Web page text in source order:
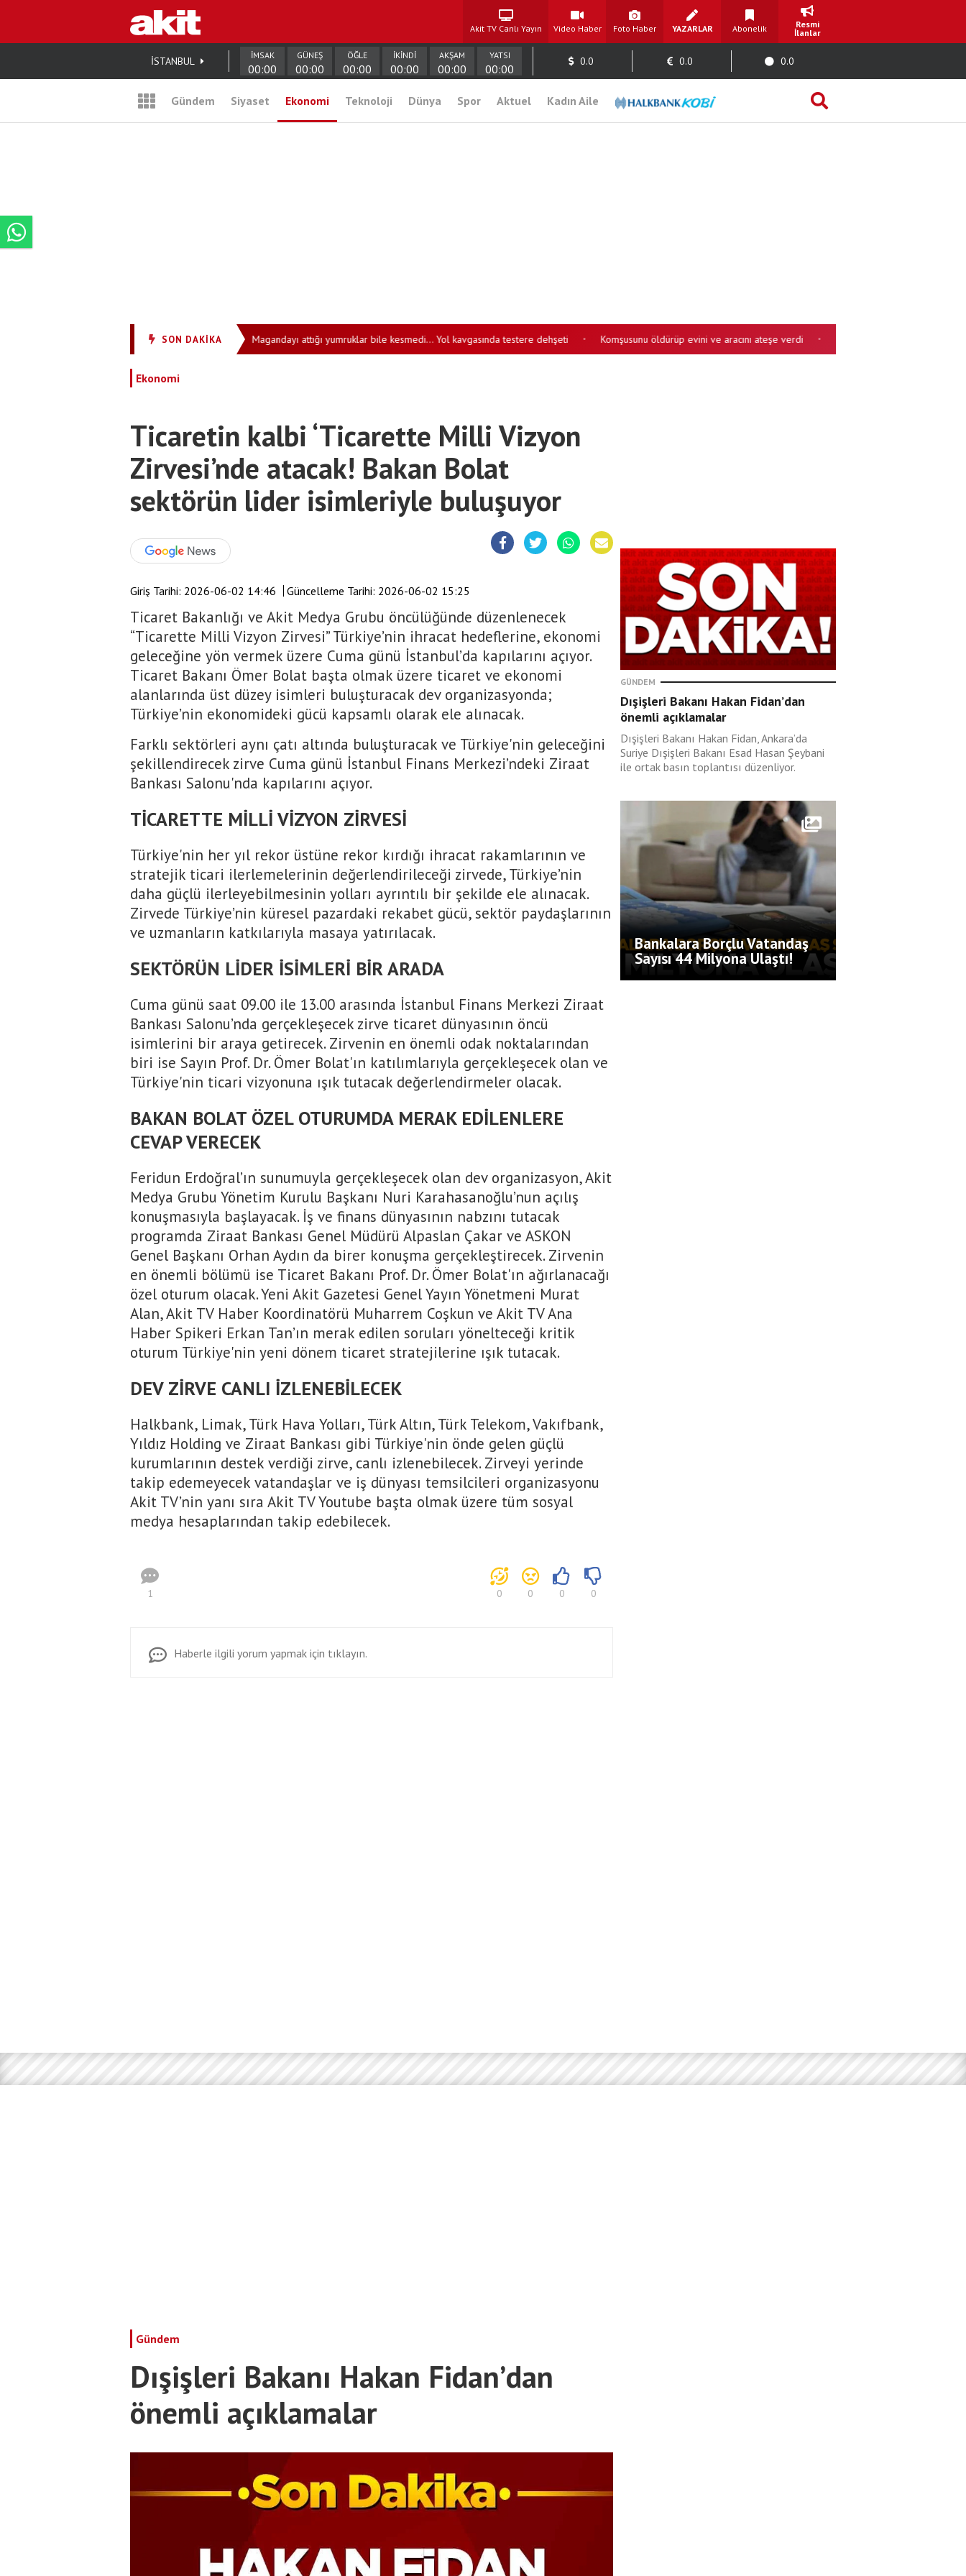
Akit TV Canlı Yayın Video Haber Foto Haber YAZARLAR Abonelik
Resmi
İlanlar
İSTANBUL İMSAK
00:00
GÜNEŞ
00:00
ÖĞLE
00:00
İKİNDİ
00:00
AKŞAM
00:00
YATSI
00:00
0.0 0.0 0.0
Gündem Siyaset Ekonomi Teknoloji Dünya Spor Aktuel Kadın Aile
SON DAKİKA
müdahale: Küçük çocuğu düşmeden durdurdu • Magandayı attığı yumruklar bile kesmedi… Yol kavgasında testere dehşeti • Komşusunu öldürüp evini ve aracını ateşe verdi • Bakan Gürlek'ten Terörsüz Türkiye
Ekonomi
Ticaretin kalbi ‘Ticarette Milli Vizyon
Zirvesi’nde atacak! Bakan Bolat
sektörün lider isimleriyle buluşuyor
Giriş Tarihi: 2026-06-02 14:46 Güncelleme Tarihi: 2026-06-02 15:25
Ticaret Bakanlığı ve Akit Medya Grubu öncülüğünde düzenlenecek
“Ticarette Milli Vizyon Zirvesi” Türkiye’nin ihracat hedeflerine, ekonomi
geleceğine yön vermek üzere Cuma günü İstanbul’da kapılarını açıyor.
Ticaret Bakanı Ömer Bolat başta olmak üzere ticaret ve ekonomi
alanlarında üst düzey isimleri buluşturacak dev organizasyonda;
Türkiye’nin ekonomideki gücü kapsamlı olarak ele alınacak.
Farklı sektörleri aynı çatı altında buluşturacak ve Türkiye'nin geleceğini
şekillendirecek zirve Cuma günü İstanbul Finans Merkezi’ndeki Ziraat
Bankası Salonu'nda kapılarını açıyor.
TİCARETTE MİLLİ VİZYON ZİRVESİ
Türkiye'nin her yıl rekor üstüne rekor kırdığı ihracat rakamlarının ve
stratejik ticari ilerlemelerinin değerlendirileceği zirvede, Türkiye’nin
daha güçlü ilerleyebilmesinin yolları ayrıntılı bir şekilde ele alınacak.
Zirvede Türkiye’nin küresel pazardaki rekabet gücü, sektör paydaşlarının
ve uzmanların katkılarıyla masaya yatırılacak.
SEKTÖRÜN LİDER İSİMLERİ BİR ARADA
Cuma günü saat 09.00 ile 13.00 arasında İstanbul Finans Merkezi Ziraat
Bankası Salonu’nda gerçekleşecek zirve ticaret dünyasının öncü
isimlerini bir araya getirecek. Zirvenin en önemli odak noktalarından
biri ise Sayın Prof. Dr. Ömer Bolat'ın katılımlarıyla gerçekleşecek olan ve
Türkiye'nin ticari vizyonuna ışık tutacak değerlendirmeler olacak.
BAKAN BOLAT ÖZEL OTURUMDA MERAK EDİLENLERE
CEVAP VERECEK
Feridun Erdoğral’ın sunumuyla gerçekleşecek olan dev organizasyon, Akit
Medya Grubu Yönetim Kurulu Başkanı Nuri Karahasanoğlu’nun açılış
konuşmasıyla başlayacak. İş ve finans dünyasının nabzını tutacak
programda Ziraat Bankası Genel Müdürü Alpaslan Çakar ve ASKON
Genel Başkanı Orhan Aydın da birer konuşma gerçekleştirecek. Zirvenin
en önemli bölümü ise Ticaret Bakanı Prof. Dr. Ömer Bolat'ın ağırlanacağı
özel oturum olacak. Yeni Akit Gazetesi Genel Yayın Yönetmeni Murat
Alan, Akit TV Haber Koordinatörü Muharrem Coşkun ve Akit TV Ana
Haber Spikeri Erkan Tan’ın merak edilen soruları yönelteceği kritik
oturum Türkiye'nin yeni dönem ticaret stratejilerine ışık tutacak.
DEV ZİRVE CANLI İZLENEBİLECEK
Halkbank, Limak, Türk Hava Yolları, Türk Altın, Türk Telekom, Vakıfbank,
Yıldız Holding ve Ziraat Bankası gibi Türkiye'nin önde gelen güçlü
kurumlarının destek verdiği zirve, canlı izlenebilecek. Zirveyi yerinde
takip edemeyecek vatandaşlar ve iş dünyası temsilcileri organizasyonu
Akit TV’nin yanı sıra Akit TV Youtube başta olmak üzere tüm sosyal
medya hesaplarından takip edebilecek.
1 0 0 0 0
Haberle ilgili yorum yapmak için tıklayın.
GÜNDEM
Dışişleri Bakanı Hakan Fidan’dan
önemli açıklamalar
Dışişleri Bakanı Hakan Fidan, Ankara’da
Suriye Dışişleri Bakanı Esad Hasan Şeybani
ile ortak basın toplantısı düzenliyor.
Bankalara Borçlu Vatandaş
Sayısı 44 Milyona Ulaştı!
Gündem
Dışişleri Bakanı Hakan Fidan’dan
önemli açıklamalar